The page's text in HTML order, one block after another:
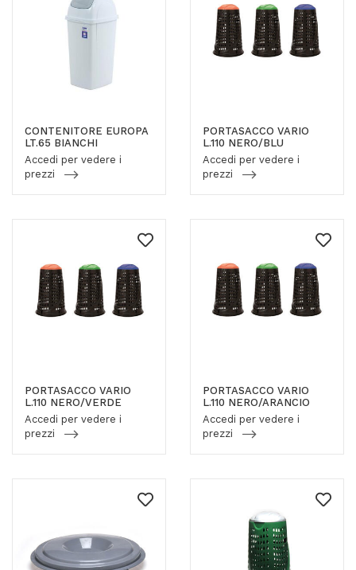
CONTENITORE EUROPA
LT.65 BIANCHI
Accedi per vedere i
prezzi
PORTASACCO VARIO
L.110 NERO/BLU
Accedi per vedere i
prezzi
PORTASACCO VARIO
L.110 NERO/VERDE
Accedi per vedere i
prezzi
PORTASACCO VARIO
L.110 NERO/ARANCIO
Accedi per vedere i
prezzi